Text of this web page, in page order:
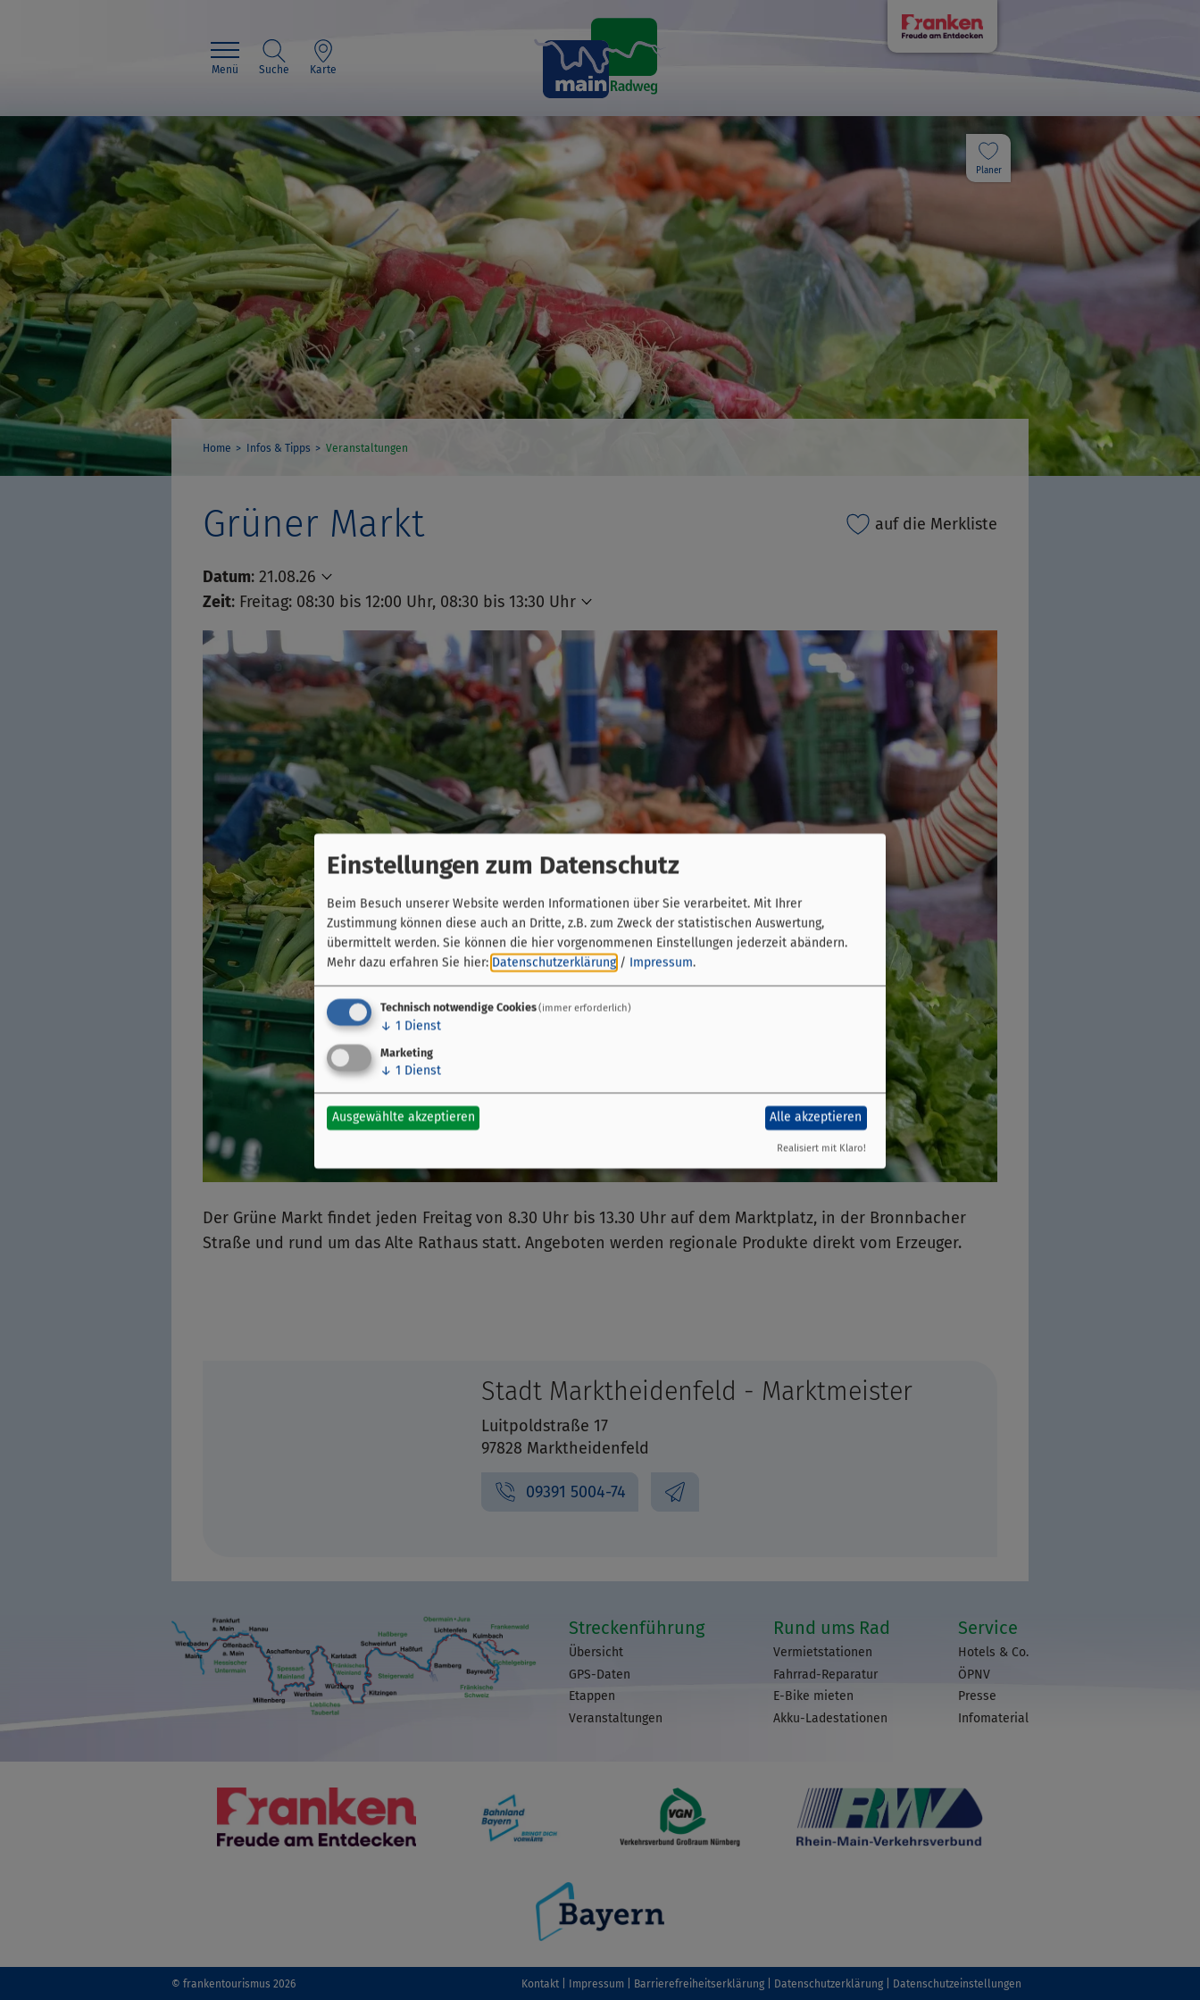
Menü Suche Karte
Planer
Home Infos & Tipps Veranstaltungen
auf die Merkliste
Grüner Markt
Datum: 21.08.26
Zeit: Freitag: 08:30 bis 12:00 Uhr, 08:30 bis 13:30 Uhr
Der Grüne Markt findet jeden Freitag von 8.30 Uhr bis 13.30 Uhr auf dem Marktplatz, in der Bronnbacher
Straße und rund um das Alte Rathaus statt. Angeboten werden regionale Produkte direkt vom Erzeuger.
Stadt Marktheidenfeld - Marktmeister
Luitpoldstraße 17
97828 Marktheidenfeld
09391 5004-74
Streckenführung
Übersicht
GPS-Daten
Etappen
Veranstaltungen
Rund ums Rad
Vermietstationen
Fahrrad-Reparatur
E-Bike mieten
Akku-Ladestationen
Service
Hotels & Co.
ÖPNV
Presse
Infomaterial
© frankentourismus 2026 Kontakt Impressum Barrierefreiheitserklärung Datenschutzerklärung Datenschutzeinstellungen
Einstellungen zum Datenschutz
Beim Besuch unserer Website werden Informationen über Sie verarbeitet. Mit Ihrer
Zustimmung können diese auch an Dritte, z.B. zum Zweck der statistischen Auswertung,
übermittelt werden. Sie können die hier vorgenommenen Einstellungen jederzeit abändern.
Mehr dazu erfahren Sie hier: Datenschutzerklärung / Impressum.
Technisch notwendige Cookies(immer erforderlich)
↓ 1 Dienst
Marketing
↓ 1 Dienst
Ausgewählte akzeptieren Alle akzeptieren
Realisiert mit Klaro!